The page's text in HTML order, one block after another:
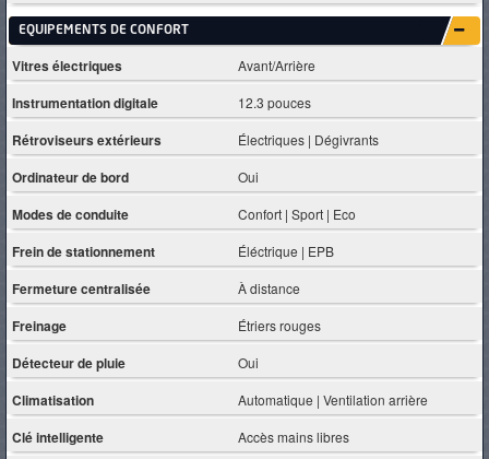
EQUIPEMENTS DE CONFORT
Vitres électriques Avant/Arrière
Instrumentation digitale 12.3 pouces
Rétroviseurs extérieurs Électriques | Dégivrants
Ordinateur de bord Oui
Modes de conduite Confort | Sport | Eco
Frein de stationnement Éléctrique | EPB
Fermeture centralisée À distance
Freinage Étriers rouges
Détecteur de pluie Oui
Climatisation Automatique | Ventilation arrière
Clé intelligente Accès mains libres